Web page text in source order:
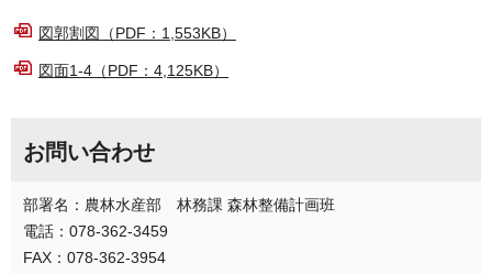
図郭割図（PDF：1,553KB）
図面1-4（PDF：4,125KB）
お問い合わせ
部署名：農林水産部 林務課 森林整備計画班
電話：078-362-3459
FAX：078-362-3954